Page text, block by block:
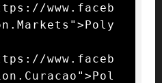
www.faceb
www.faceb